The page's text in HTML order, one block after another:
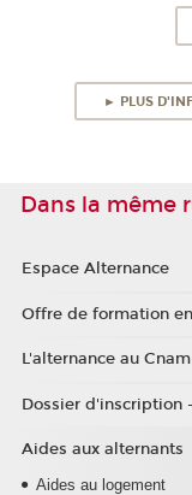
► PLUS
Dans la même
Espace Alternance
Offre de formation
L'alternance au Cnam
Dossier d'inscription
Aides aux alternants
Aides au logement